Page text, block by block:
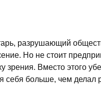
разрушающий
Но не стоит
зрения. Вместо этого
себя больше, чем